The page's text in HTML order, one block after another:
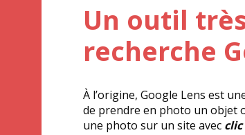
Un outil
recherche
À l’origine, Google Lens est
de prendre en photo un objet
une photo sur un site avec